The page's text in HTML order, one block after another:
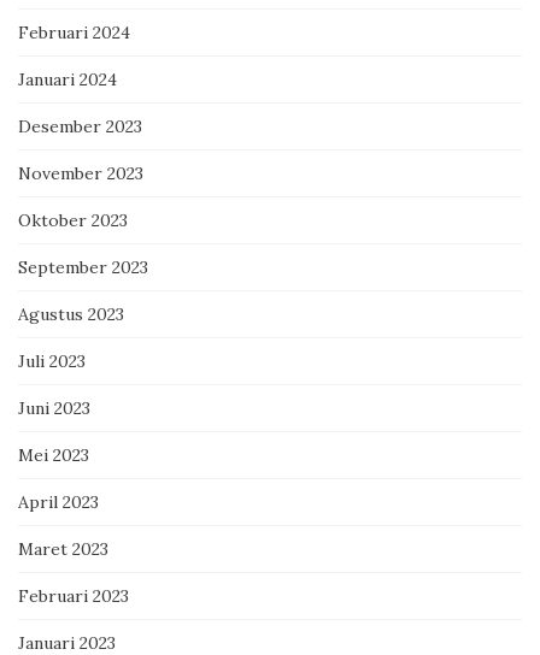
Februari 2024
Januari 2024
Desember 2023
November 2023
Oktober 2023
September 2023
Agustus 2023
Juli 2023
Juni 2023
Mei 2023
April 2023
Maret 2023
Februari 2023
Januari 2023